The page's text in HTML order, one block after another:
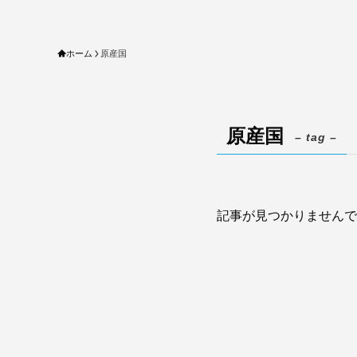
ホーム 原産国
原産国 – tag –
記事が見つかりません